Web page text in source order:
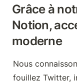
Grâce à
Notion,
moderne
Nous
fouillez Twitter,